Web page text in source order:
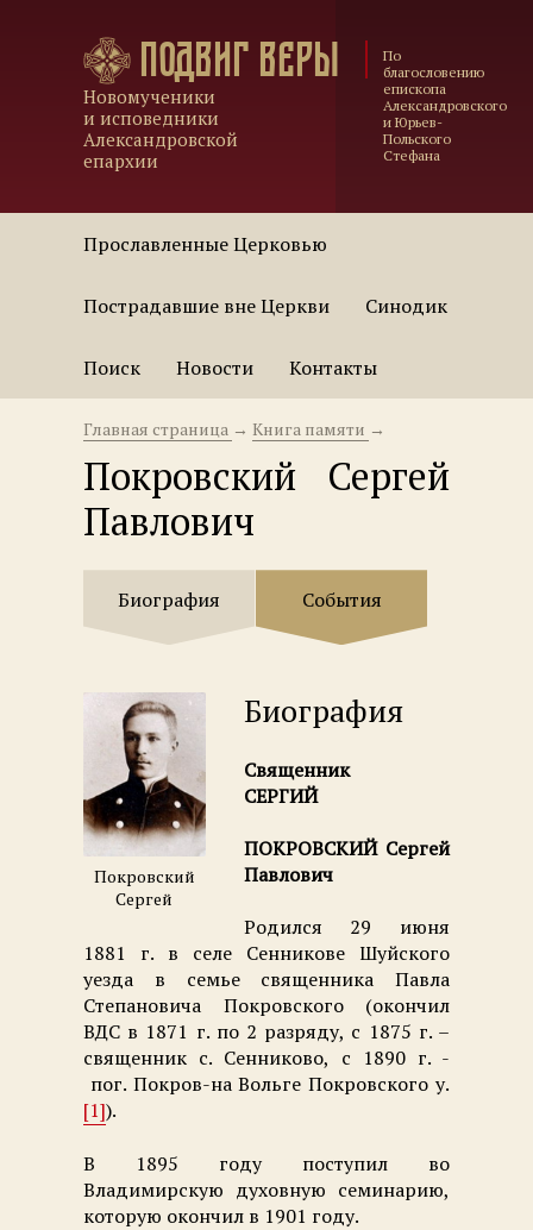
Подвиг веры
Новомученики
и исповедники
Александровской
епархии
По
благословению
епископа
Александровского
и Юрьев-
Польского
Стефана
Прославленные Церковью
Пострадавшие вне Церкви Синодик
Поиск Новости Контакты
Главная страница → Книга памяти →
Покровский Сергей
Павлович
Биография События
Покровский
Сергей
Биография
Священник
СЕРГИЙ
ПОКРОВСКИЙ Сергей
Павлович
Родился 29 июня
1881 г. в селе Сенникове Шуйского
уезда в семье священника Павла
Степановича Покровского (окончил
ВДС в 1871 г. по 2 разряду, с 1875 г. –
священник с. Сенниково, с 1890 г. -
пог. Покров-на Вольге Покровского у.
[1]).
В 1895 году поступил во
Владимирскую духовную семинарию,
которую окончил в 1901 году.